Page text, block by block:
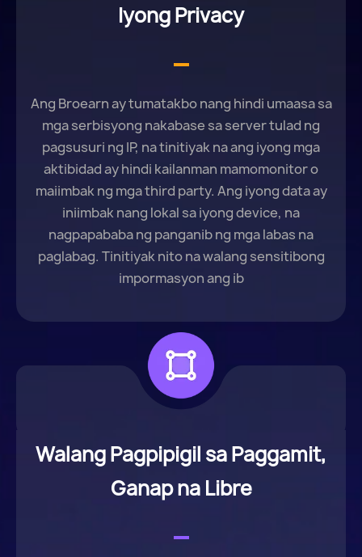
Iyong Privacy
Ang Broearn ay tumatakbo nang hindi umaasa sa
mga serbisyong nakabase sa server tulad ng
pagsusuri ng IP, na tinitiyak na ang iyong mga
aktibidad ay hindi kailanman mamomonitor o
maiimbak ng mga third party. Ang iyong data ay
iniimbak nang lokal sa iyong device, na
nagpapababa ng panganib ng mga labas na
paglabag. Tinitiyak nito na walang sensitibong
impormasyon ang ib
Walang Pagpipigil sa Paggamit,
Ganap na Libre